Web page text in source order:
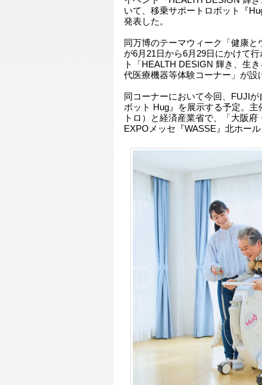
いて、移乗サポートロボット『
発表した。
同万博のテーマウィーク「健康と
が6月21日から6月29日にかけて
ト「HEALTH DESIGN 輝き、生
代医療機器等体験コーナー」が設
同コーナーにおいて今回、FUJI
ボット Hug』を展示する予定。
トロ）と経済産業省で、「大阪
EXPOメッセ『WASSE』北ホール